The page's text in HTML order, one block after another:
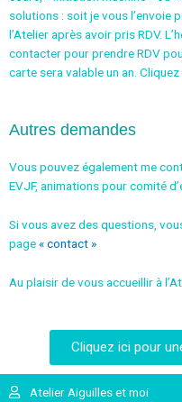
solutions : soit je vous l’envoie
l’Atelier après avoir pris RDV.
contacter pour prendre RDV
carte sera valable un an. Cliquez
Autres demandes
Vous pouvez également me
EVJF, animations pour comité
Si vous avez des questions,
page« contact »
Au plaisir de vous accueillir à
Cliquez ici pour
Atelier Aiguilles et moi